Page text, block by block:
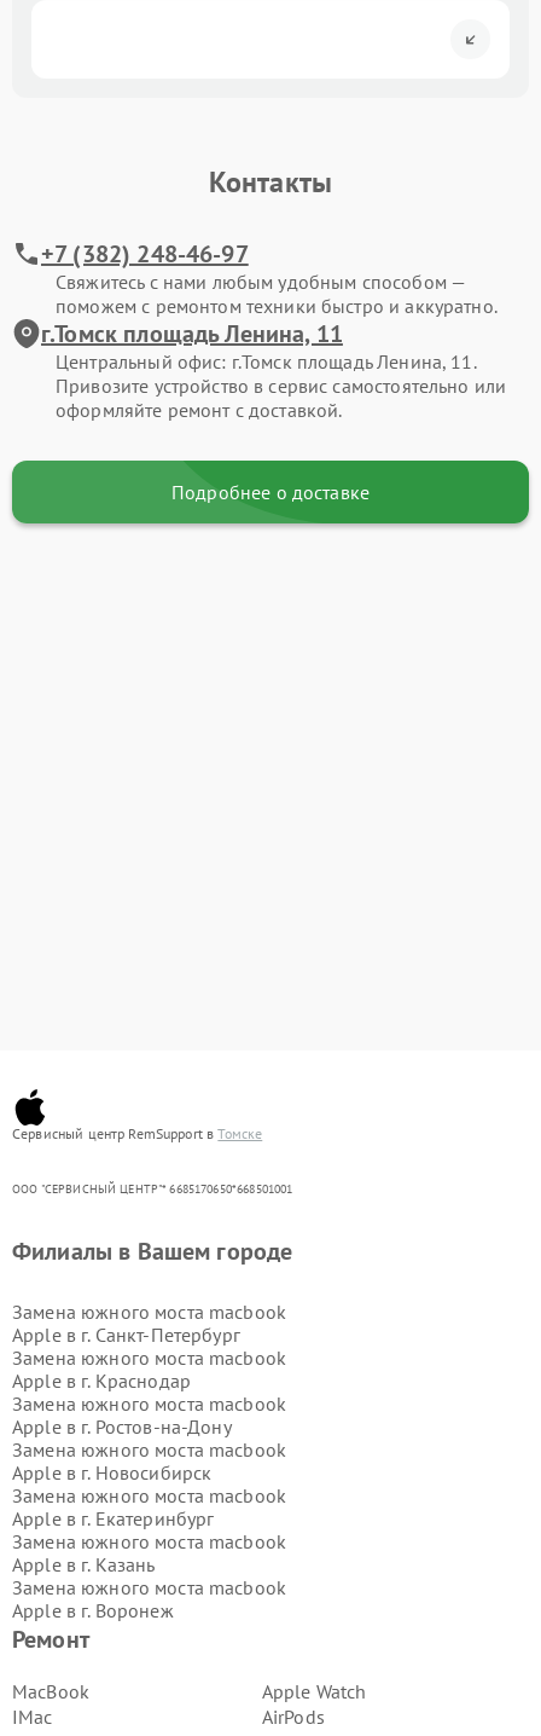
Контакты
+7 (382) 248-46-97
Свяжитесь с нами любым удобным способом —
поможем с ремонтом техники быстро и аккуратно.
г.Томск площадь Ленина, 11
Центральный офис: г.Томск площадь Ленина, 11.
Привозите устройство в сервис самостоятельно или
оформляйте ремонт с доставкой.
Подробнее о доставке
Сервисный центр RemSupport вТомске
ООО "СЕРВИСНЫЙ ЦЕНТР"* 6685170650*668501001
Ремонт
MacBook
IMac
Apple Watch
AirPods
Филиалы в Вашем городе
Замена южного моста macbook
Apple в г. Санкт-Петербург
Замена южного моста macbook
Apple в г. Краснодар
Замена южного моста macbook
Apple в г. Ростов-на-Дону
Замена южного моста macbook
Apple в г. Новосибирск
Замена южного моста macbook
Apple в г. Екатеринбург
Замена южного моста macbook
Apple в г. Казань
Замена южного моста macbook
Apple в г. Воронеж
Замена южного моста macbook
Замена южного моста macbook
Apple в г.
Замена южного моста macbook